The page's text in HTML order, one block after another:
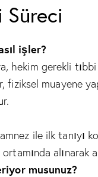
Süreci
işler?
hekim gerekli
fiziksel muayene
ile ilk tanıyı
alınarak
musunuz?